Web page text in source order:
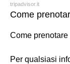
tripadvisor.it
Come
Come
Per qualsiasi